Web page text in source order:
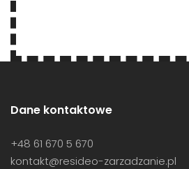
Dane kontaktowe
+48 61 670 5 670
kontakt@resideo-zarzadzanie.pl